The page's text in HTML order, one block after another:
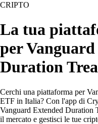
CRIPTO
La tua
per
Duration
Cerchi una piattaforma per
ETF in Italia? Con l'app di
Vanguard Extended Duration
il mercato e gestisci le tue